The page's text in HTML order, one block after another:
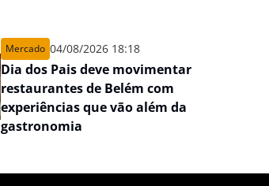
Mercado 04/08/2026 18:18
Dia dos Pais deve movimentar
restaurantes de Belém com
experiências que vão além da
gastronomia